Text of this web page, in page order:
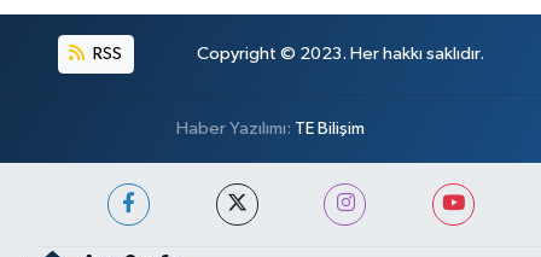
RSS Copyright © 2023. Her hakkı saklıdır.
Haber Yazılımı: TE Bilişim